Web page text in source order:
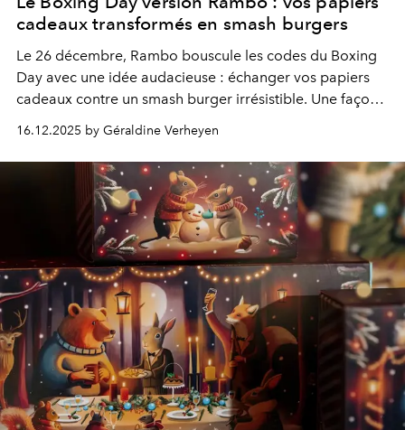
cadeaux transformés en smash burgers
Le 26 décembre, Rambo bouscule les codes du Boxing
Day avec une idée audacieuse : échanger vos papiers
cadeaux contre un smash burger irrésistible. Une façon
redonnant une seconde vie à vos emballages.
16.12.2025 by Géraldine Verheyen